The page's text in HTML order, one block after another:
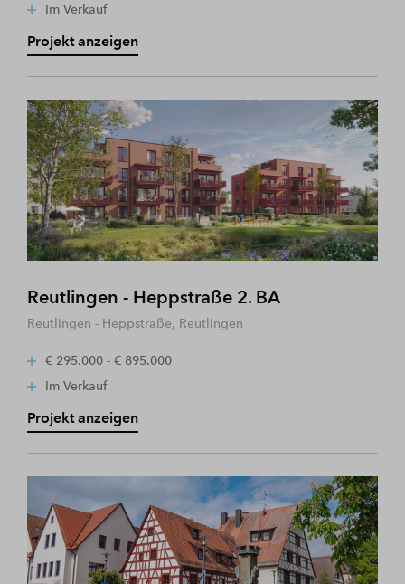
Im Verkauf
Projekt anzeigen
Reutlingen - Heppstraße 2. BA
Reutlingen - Heppstraße, Reutlingen
€ 295.000 - € 895.000
Im Verkauf
Projekt anzeigen